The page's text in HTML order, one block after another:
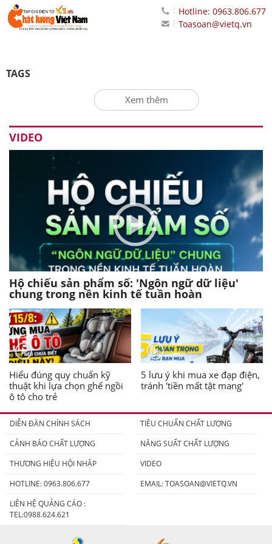
Hotline: 0963.806.677
Toasoan@vietq.vn
TAGS
Xem thêm
VIDEO
Hộ chiếu sản phẩm số: 'Ngôn ngữ dữ liệu'
chung trong nền kinh tế tuần hoàn
Hiểu đúng quy chuẩn kỹ
thuật khi lựa chọn ghế ngồi
ô tô cho trẻ
5 lưu ý khi mua xe đạp điện,
tránh 'tiền mất tật mang'
DIỄN ĐÀN CHÍNH SÁCH
TIÊU CHUẨN CHẤT LƯỢNG
CẢNH BÁO CHẤT LƯỢNG
NĂNG SUẤT CHẤT LƯỢNG
THƯƠNG HIỆU HỘI NHẬP
VIDEO
HOTLINE: 0963.806.677
EMAIL:TOASOAN@VIETQ.VN
LIÊN HỆ QUẢNG CÁO :
TEL:0988.624.621